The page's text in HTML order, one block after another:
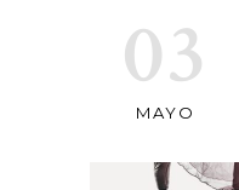
03
MAYO